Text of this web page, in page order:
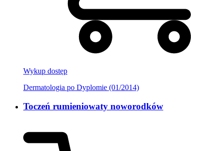
Wykup dostęp
Dermatologia po Dyplomie (01/2014)
Toczeń rumieniowaty noworodków